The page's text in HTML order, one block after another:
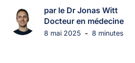
par le Dr Jonas Witt
Docteur en médecine
8 mai 2025 - 8 minutes